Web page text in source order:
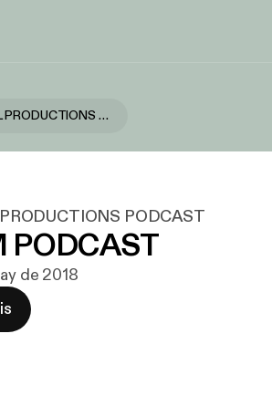
RUTH ENKEL PRODUCTIONS PODCAST
PODCAST
PODCAST
de 2018